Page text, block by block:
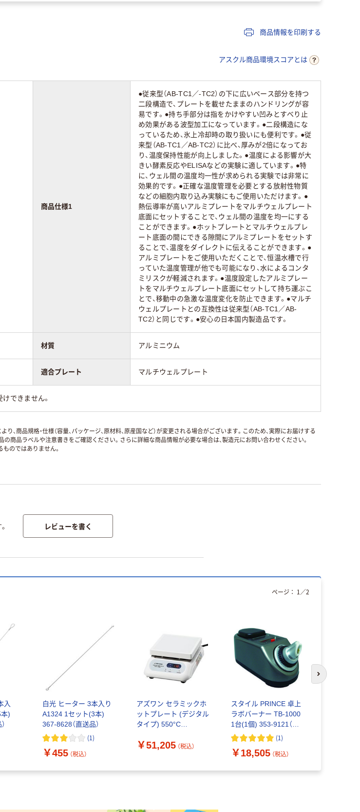
商品情報を印刷する
アスクル商品環境スコアとは
商品仕様1
●従来型（AB-TC1／-TC2）の下に広いベース部分を持つ
二段構造で、プレートを載せたままのハンドリングが容
易です。●持ち手部分は指をかけやすい凹みとすべり止
め効果がある波型加工になっています。●二段構造にな
っているため、氷上冷却時の取り扱いにも便利です。●従
来型（AB-TC1／AB-TC2）に比べ、厚みが2倍になってお
り、温度保持性能が向上しました。●温度による影響が大
きい酵素反応やELISAなどの実験に適しています。●特
に、ウェル間の温度均一性が求められる実験では非常に
効果的です。●正確な温度管理を必要とする放射性物質
などの細胞内取り込み実験にもご使用いただけます。●
熱伝導率が高いアルミプレートをマルチウェルプレート
底面にセットすることで、ウェル間の温度を均一にする
ことができます。●ホットプレートとマルチウェルプレ
ート底面の間にできる隙間にアルミプレートをセットす
ることで、温度をダイレクトに伝えることができます。●
アルミプレートをご使用いただくことで、恒温水槽で行
っていた温度管理が他でも可能になり、水によるコンタ
ミリスクが軽減されます。●温度設定したアルミプレー
トをマルチウェルプレート底面にセットして持ち運ぶこ
とで、移動中の急激な温度変化を防止できます。●マルチ
ウェルプレートとの互換性は従来型（AB-TC1／AB-
TC2）と同じです。●安心の日本国内製造品です。
材質 アルミニウム
適合プレート マルチウェルプレート
できません。
商品規格・仕様（容量、パッケージ、原材料、原産国など）が変更される場合がございます。このため、実際にお届けする
商品ラベルや注意書きをご確認ください。さらに詳細な商品情報が必要な場合は、製造元にお問い合わせください。
ものではありません。
レビューを書く
入
)
白光 ヒーター 3本入り
A1324 1セット(3本)
367-8628（直送品）
(1)
￥455 （税込）
アズワン セラミックホ
ットプレート (デジタル
タイプ) 550°C
170DF 1個 1-9387-
￥51,205 （税込）
スタイル PRINCE 卓上
ラボバーナー TB-1000
1台(1個) 353-9121（直
送品）
(1)
￥18,505 （税込）
ページ： 1 ／2
次のスライド